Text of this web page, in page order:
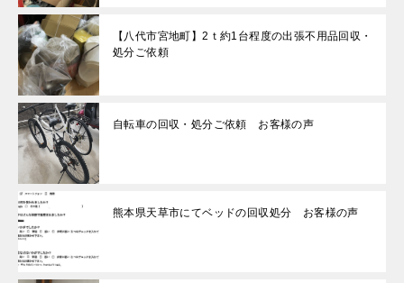
【八代市宮地町】2ｔ約1台程度の出張不用品回収・
処分ご依頼
自転車の回収・処分ご依頼 お客様の声
熊本県天草市にてベッドの回収処分 お客様の声